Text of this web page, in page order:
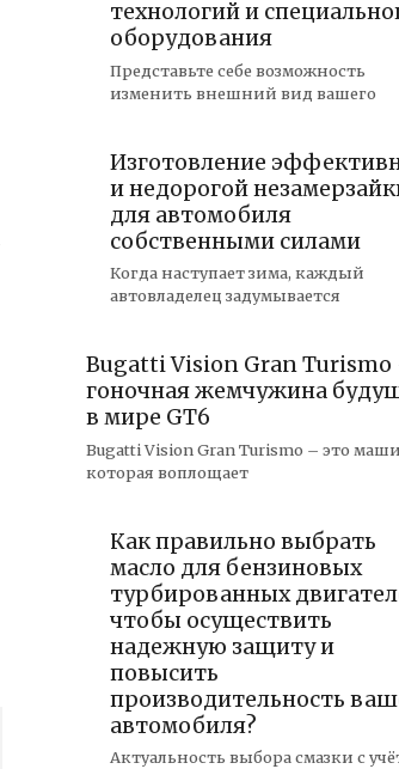
технологий и
оборудования
Представьте себе возможность
изменить внешний вид вашего
Изготовление
и недорогой
для автомобиля
собственными силами
Когда наступает зима, каждый
автовладелец задумывается
Bugatti Vision Gran Turismo
гоночная жемчужина
в мире GT6
Bugatti Vision Gran Turismo – это
которая воплощает
Как правильно выбрать
масло для бензиновых
турбированных
чтобы осуществить
надежную защиту и
повысить
производительность
автомобиля?
Актуальность выбора смазки с